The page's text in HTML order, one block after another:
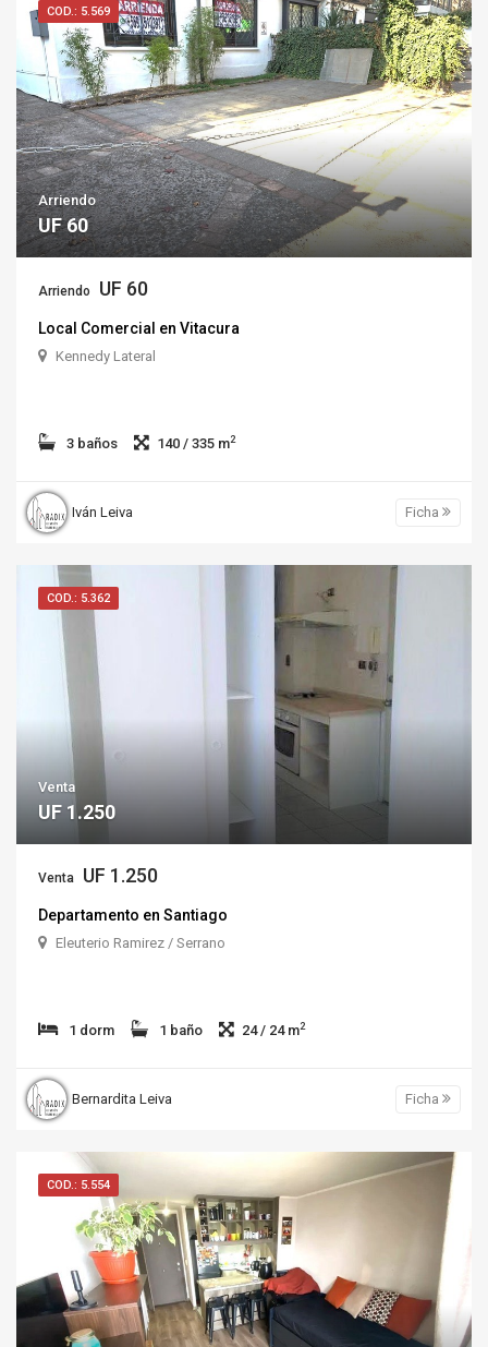
COD.: 5.569
Arriendo
UF 60
Arriendo UF 60
Local Comercial en Vitacura
Kennedy Lateral
3 baños 140 / 335 m2
Iván Leiva Ficha
COD.: 5.362
Venta
UF 1.250
Venta UF 1.250
Departamento en Santiago
Eleuterio Ramirez / Serrano
1 dorm 1 baño 24 / 24 m2
Bernardita Leiva Ficha
COD.: 5.554